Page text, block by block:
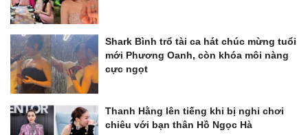
Shark Bình trổ tài ca hát chúc mừng tuổi
mới Phương Oanh, còn khóa môi nàng
cực ngọt
Thanh Hằng lên tiếng khi bị nghi chơi
chiêu với bạn thân Hồ Ngọc Hà